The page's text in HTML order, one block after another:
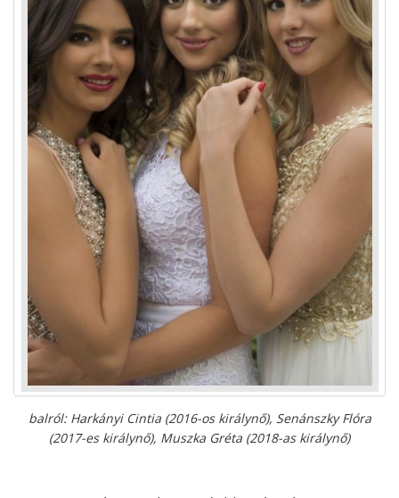
balról: Harkányi Cintia (2016-os királynő), Senánszky Flóra
(2017-es királynő), Muszka Gréta (2018-as királynő)